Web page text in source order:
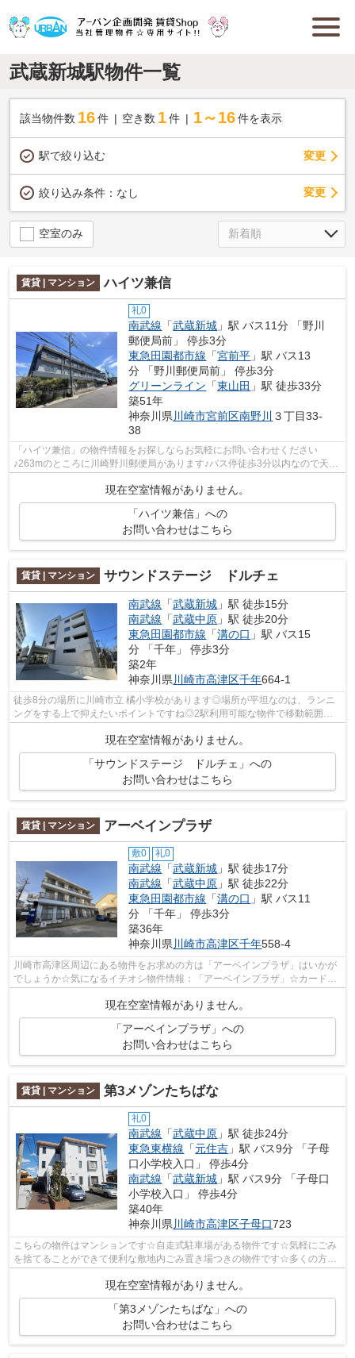
武蔵新城駅物件一覧
該当物件数 16件 空き数 1 件 1～16 件を表示
駅で絞り込む 変更
絞り込み条件： なし 変更
空室のみ
賃貸 | マンション ハイツ兼信
礼0
南武線 「武蔵新城 」駅 バス11分 「野川
郵便局前」 停歩3分
東急田園都市線 「宮前平 」駅 バス13
分 「野川郵便局前」 停歩3分
グリーンライン 「東山田 」駅 徒歩33分
築51年
神奈川県 川崎市宮前区南野川 ３丁目33-
38
「ハイツ兼信」の物件情報をお探しならお気軽にお問い合わせください
♪263mのところに川崎野川郵便局があります♪バス停徒歩3分以内なので天気
が悪い日も移動に困りません♪ぜひご覧いた...
現在空室情報がありません。
「ハイツ兼信」への
お問い合わせはこちら
賃貸 | マンション サウンドステージ ドルチェ
南武線 「武蔵新城 」駅 徒歩15分
南武線 「武蔵中原 」駅 徒歩20分
東急田園都市線 「溝の口 」駅 バス15
分 「千年」 停歩3分
築2年
神奈川県 川崎市高津区千年664-1
徒歩8分の場所に川崎市立 橘小学校があります◎場所が平坦なのは、ランニ
ングをする上で抑えたいポイントですね◎2駅利用可能な物件で移動範囲が
現在空室情報がありません。
「サウンドステージ ドルチェ」への
お問い合わせはこちら
賃貸 | マンション アーベインプラザ
敷0 礼0
南武線 「武蔵新城 」駅 徒歩17分
南武線 「武蔵中原 」駅 徒歩22分
東急田園都市線 「溝の口 」駅 バス11
分 「千年」 停歩3分
築36年
神奈川県 川崎市高津区千年558-4
川崎市高津区周辺にある物件をお求めの方は「アーベインプラザ」はいかが
でしょうか☆気になるイチオシ物件情報：「アーベインプラザ」☆カード決
現在空室情報がありません。
「アーベインプラザ」への
お問い合わせはこちら
賃貸 | マンション 第3メゾンたちばな
礼0
南武線 「武蔵中原 」駅 徒歩24分
東急東横線 「元住吉 」駅 バス9分 「子母
口小学校入口」 停歩4分
南武線 「武蔵新城 」駅 バス9分 「子母口
小学校入口」 停歩4分
築40年
神奈川県 川崎市高津区子母口723
こちらの物件はマンションです☆自走式駐車場がある物件です☆気軽にごみ
を捨てることができて便利な敷地内ごみ置き場つきの物件です☆多くの方に
ご好評をいただいている、清潔感のある賃...
現在空室情報がありません。
「第3メゾンたちばな」への
お問い合わせはこちら